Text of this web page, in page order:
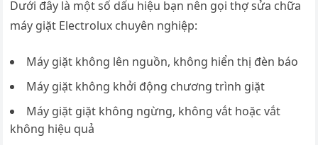
Dưới đây là một số dấu hiệu bạn nên gọi thợ sửa chữa
máy giặt Electrolux chuyên nghiệp:
Máy giặt không lên nguồn, không hiển thị đèn báo
Máy giặt không khởi động chương trình giặt
Máy giặt giặt không ngừng, không vắt hoặc vắt
không hiệu quả